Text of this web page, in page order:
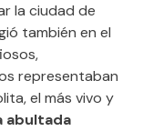
la ciudad de
también en el
representaban
el más vivo y
abultada